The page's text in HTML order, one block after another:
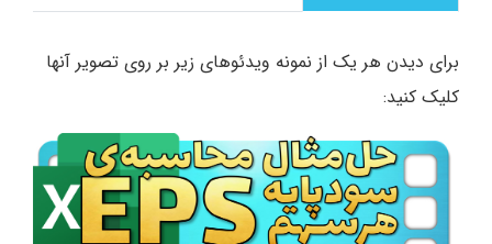
برای دیدن هر یک از نمونه ویدئوهای زیر بر روی تصویر آنها
کلیک کنید: